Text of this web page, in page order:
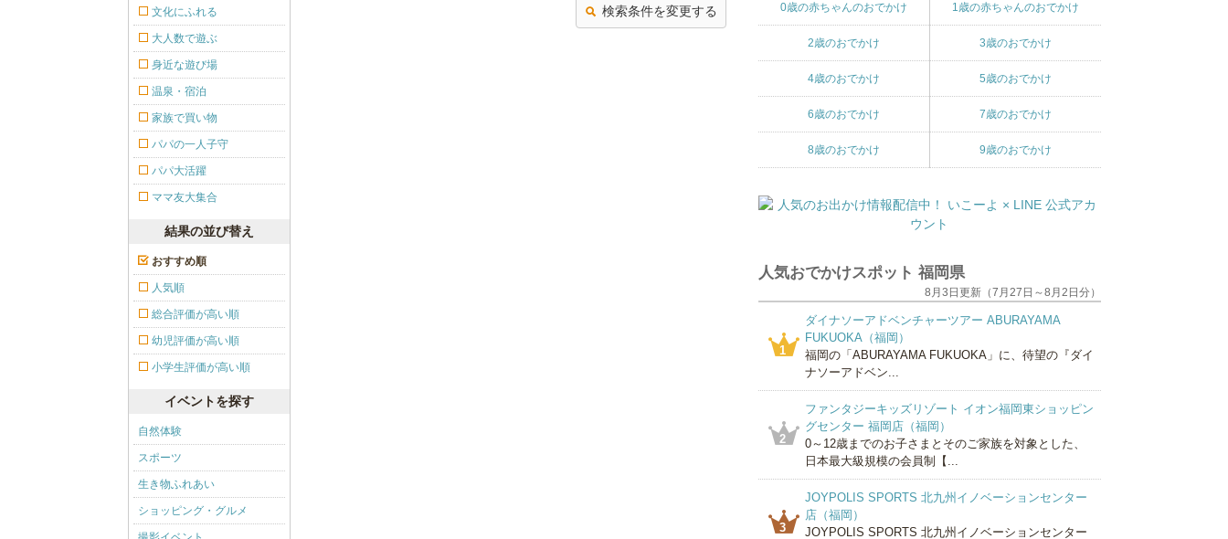
検索条件を変更する
文化にふれる
大人数で遊ぶ
身近な遊び場
温泉・宿泊
家族で買い物
パパの一人子守
パパ大活躍
ママ友大集合
結果の並び替え
おすすめ順
人気順
総合評価が高い順
幼児評価が高い順
小学生評価が高い順
イベントを探す
自然体験
スポーツ
生き物ふれあい
ショッピング・グルメ
0歳の赤ちゃんのおでかけ 1歳の赤ちゃんのおでかけ
2歳のおでかけ 3歳のおでかけ
4歳のおでかけ 5歳のおでかけ
6歳のおでかけ 7歳のおでかけ
8歳のおでかけ 9歳のおでかけ
人気おでかけスポット 福岡県
8月3日更新（7月27日～8月2日分）
1
ダイナソーアドベンチャーツアー ABURAYAMA
FUKUOKA（福岡）
福岡の「ABURAYAMA FUKUOKA」に、待望の『ダイ
ナソーアドベン...
2
ファンタジーキッズリゾート イオン福岡東ショッピン
グセンター 福岡店（福岡）
0～12歳までのお子さまとそのご家族を対象とした、
日本最大級規模の会員制【...
3
JOYPOLIS SPORTS 北九州イノベーションセンター
店（福岡）
JOYPOLIS SPORTS 北九州イノベーションセンター